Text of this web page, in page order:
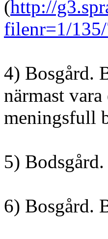
(http://
filenr=1/
4) Bosgård.
närmast
meningsfull
5)
6) Bosgård.